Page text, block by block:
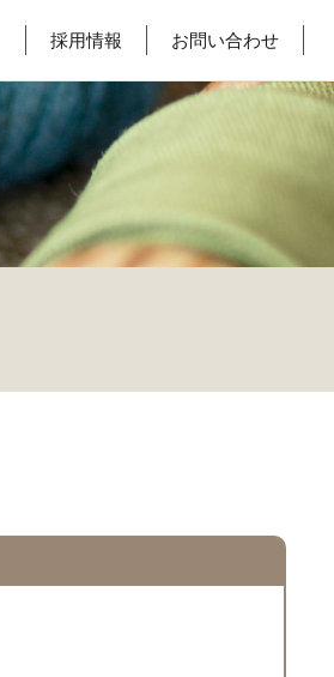
採用情報 お問い合わせ